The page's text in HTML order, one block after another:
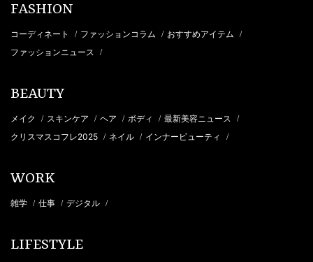
FASHION
コーディネート / ファッションコラム / おすすめアイテム /
ファッションニュース /
BEAUTY
メイク / スキンケア / ヘア / ボディ / 最新美容ニュース /
クリスマスコフレ2025 / ネイル / インナービューティ /
WORK
雑学 / 仕事 / デジタル /
LIFESTYLE